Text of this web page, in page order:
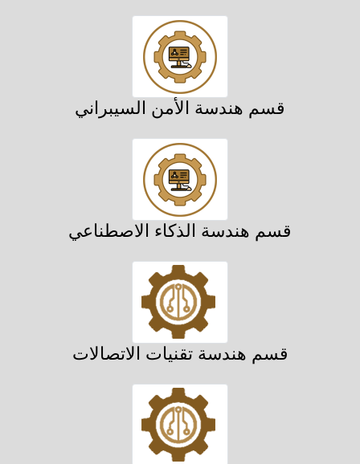
قسم هندسة الأمن السيبراني
قسم هندسة الذكاء الاصطناعي
قسم هندسة تقنيات الاتصالات